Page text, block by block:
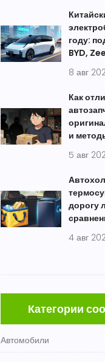
году:
BYD,
8 авг
Как
и
5 авг
дорогу
4 авг
Категории
Автомобили